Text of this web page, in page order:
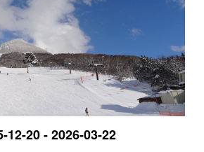
12-20 - 2026-03-22